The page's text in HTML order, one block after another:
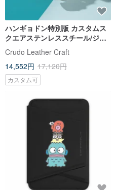
ハンギョドン特別版 カスタムス
クエアステンレススチール/ジェ
ムストーンブレスレット (8 色)
Crudo Leather Craft
14,552円 17,120円
カスタム可